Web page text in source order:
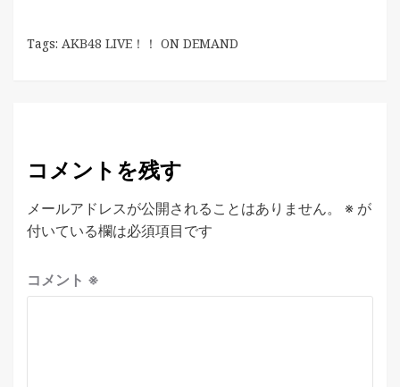
Tags: AKB48 LIVE！！ ON DEMAND
コメントを残す
メールアドレスが公開されることはありません。 ※ が
付いている欄は必須項目です
コメント ※